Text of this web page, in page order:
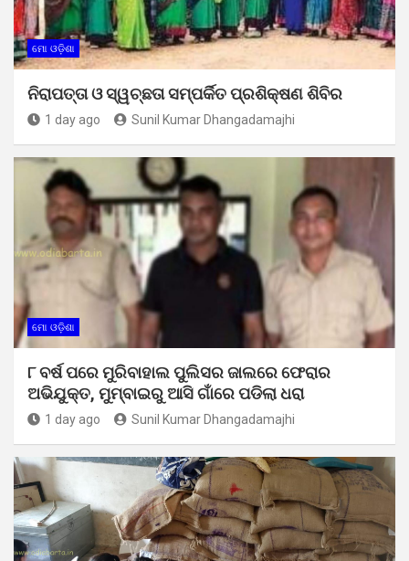
ମୋ ଓଡ଼ିଶା
ନିରାପତ୍ତା ଓ ସ୍ୱଚ୍ଛତା ସମ୍ପର୍କିତ ପ୍ରଶିକ୍ଷଣ ଶିବିର
1 day ago Sunil Kumar Dhangadamajhi
ମୋ ଓଡ଼ିଶା
୮ ବର୍ଷ ପରେ ମୁରିବାହାଲ ପୁଲିସର ଜାଲରେ ଫେରାର
ଅଭିଯୁକ୍ତ, ମୁମ୍ବାଇରୁ ଆସି ଗାଁରେ ପଡିଲା ଧରା
1 day ago Sunil Kumar Dhangadamajhi